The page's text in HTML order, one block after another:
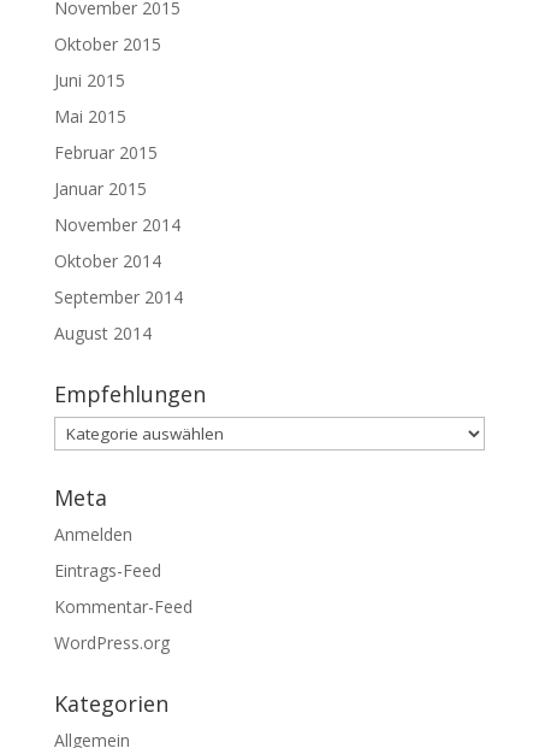
November 2015
Oktober 2015
Juni 2015
Mai 2015
Februar 2015
Januar 2015
November 2014
Oktober 2014
September 2014
August 2014
Empfehlungen
Empfehlungen
Meta
Anmelden
Eintrags-Feed
Kommentar-Feed
WordPress.org
Kategorien
Allgemein